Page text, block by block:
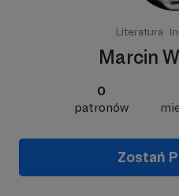
Literatura
Marcin
0
patronów
Zostań